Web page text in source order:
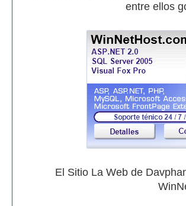
entre ellos
El Sitio La Web de